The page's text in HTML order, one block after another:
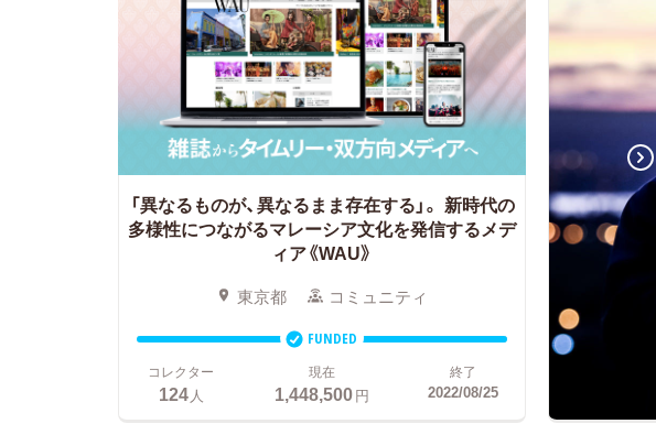
「異なるものが、異なるまま存在する」。 新時代の
多様性につながるマレーシア文化を発信するメデ
ィア《WAU》
東京都 コミュニティ
FUNDED
コレクター
124人
現在
1,448,500円
終了
2022/08/25